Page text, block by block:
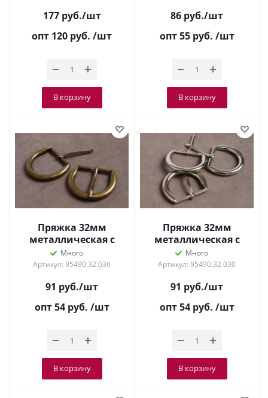
177руб./шт
опт 120 руб. /шт
В корзину
86 руб./шт
опт 55 руб. /шт
В корзину
Пряжка 32мм
металлическая с
язычком Антик
Много
Артикул: 95490.32.036
91 руб./шт
опт 54 руб. /шт
В корзину
Пряжка 32мм
металлическая с
язычком Никель
Много
Артикул: 95490.32.030
91 руб./шт
опт 54 руб. /шт
В корзину